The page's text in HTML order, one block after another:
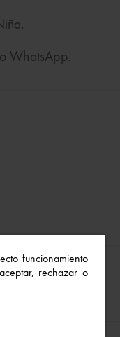
funcionamiento
rechazar o
WhatsApp.